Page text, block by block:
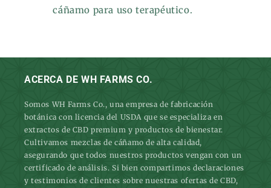
cáñamo para uso terapéutico.
ACERCA DE WH FARMS CO.
Somos WH Farms Co., una empresa de fabricación
botánica con licencia del USDA que se especializa en
extractos de CBD premium y productos de bienestar.
Cultivamos mezclas de cáñamo de alta calidad,
asegurando que todos nuestros productos vengan con un
certificado de análisis. Si bien compartimos declaraciones
y testimonios de clientes sobre nuestras ofertas de CBD,